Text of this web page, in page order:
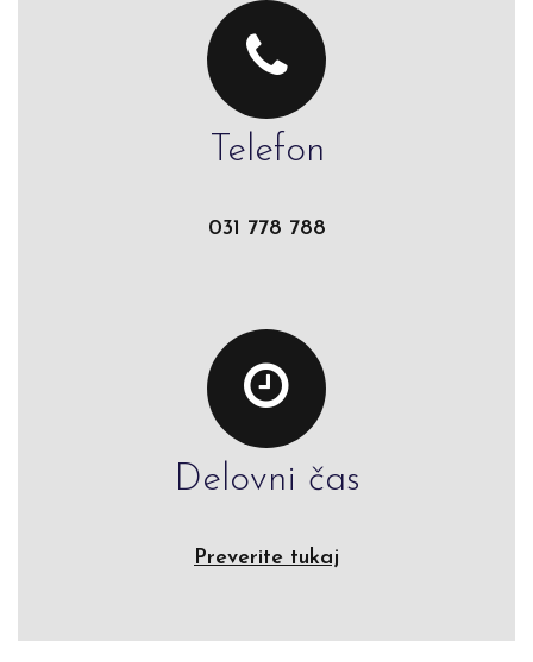
Telefon
031 778 788
Delovni čas
Preverite tukaj